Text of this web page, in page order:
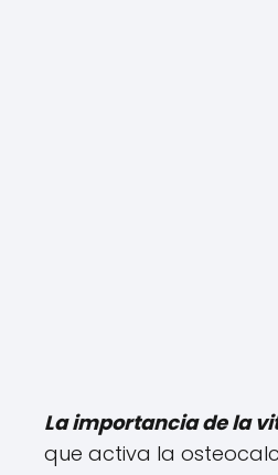
La importancia de la
que activa la